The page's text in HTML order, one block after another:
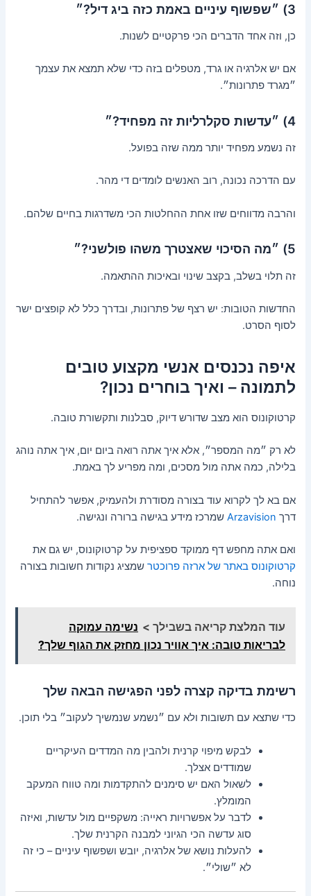
3) ״שפשוף עיניים באמת כזה ביג דיל?״
כן, וזה אחד הדברים הכי פרקטיים לשנות.
אם יש אלרגיה או גרד, מטפלים בזה כדי שלא תמצא את עצמך
״מגרד פתרונות״.
4) ״עדשות סקלרליות זה מפחיד?״
זה נשמע מפחיד יותר ממה שזה בפועל.
עם הדרכה נכונה, רוב האנשים לומדים די מהר.
והרבה מדווחים שזו אחת ההחלטות הכי משדרגות בחיים שלהם.
5) ״מה הסיכוי שאצטרך משהו פולשני?״
זה תלוי בשלב, בקצב שינוי ובאיכות ההתאמה.
החדשות הטובות: יש רצף של פתרונות, ובדרך כלל לא קופצים ישר
לסוף הסרט.
איפה נכנסים אנשי מקצוע טובים
לתמונה – ואיך בוחרים נכון?
קרטוקונוס הוא מצב שדורש דיוק, סבלנות ותקשורת טובה.
לא רק ״מה המספר״, אלא איך אתה רואה ביום יום, איך אתה נוהג
בלילה, כמה אתה מול מסכים, ומה מפריע לך באמת.
אם בא לך לקרוא עוד בצורה מסודרת ולהעמיק, אפשר להתחיל
דרך Arzavision שמרכז מידע בגישה ברורה ונגישה.
ואם אתה מחפש דף ממוקד ספציפית על קרטוקונוס, יש גם את
קרטוקונוס באתר של ארזה פרוכטר שמציג נקודות חשובות בצורה
נוחה.
עוד המלצת קריאה בשבילך > נשימה עמוקה
לבריאות טובה: איך אוויר נכון מחזק את הגוף שלך?
רשימת בדיקה קצרה לפני הפגישה הבאה שלך
כדי שתצא עם תשובות ולא עם ״נשמע שנמשיך לעקוב״ בלי תוכן.
לבקש מיפוי קרנית ולהבין מה המדדים העיקריים
שמודדים אצלך.
לשאול האם יש סימנים להתקדמות ומה טווח המעקב
המומלץ.
לדבר על אפשרויות ראייה: משקפיים מול עדשות, ואיזה
סוג עדשה הכי הגיוני למבנה הקרנית שלך.
להעלות נושא של אלרגיה, יובש ושפשוף עיניים – כי זה
לא ״שולי״.